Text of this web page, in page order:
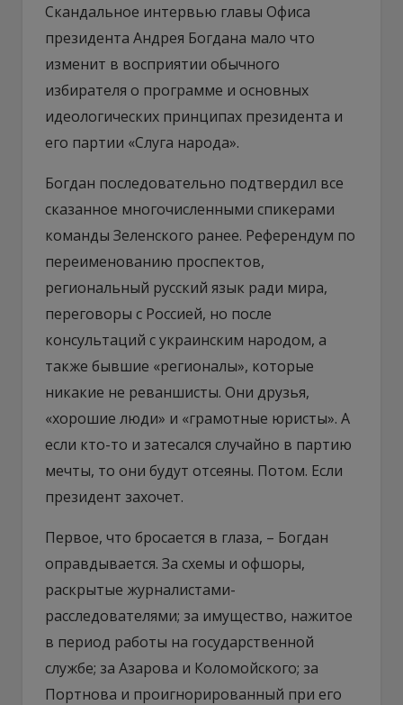
Скандальное интервью главы Офиса
президента Андрея Богдана мало что
изменит в восприятии обычного
избирателя о программе и основных
идеологических принципах президента и
его партии «Слуга народа».
Богдан последовательно подтвердил все
сказанное многочисленными спикерами
команды Зеленского ранее. Референдум по
переименованию проспектов,
региональный русский язык ради мира,
переговоры с Россией, но после
консультаций с украинским народом, а
также бывшие «регионалы», которые
никакие не реваншисты. Они друзья,
«хорошие люди» и «грамотные юристы». А
если кто-то и затесался случайно в партию
мечты, то они будут отсеяны. Потом. Если
президент захочет.
Первое, что бросается в глаза, – Богдан
оправдывается. За схемы и офшоры,
раскрытые журналистами-
расследователями; за имущество, нажитое
в период работы на государственной
службе; за Азарова и Коломойского; за
Портнова и проигнорированный при его